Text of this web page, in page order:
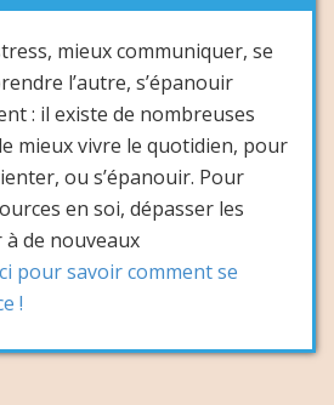
mieux communiquer, se
l’autre, s’épanouir
: il existe de nombreuses
mieux vivre le quotidien, pour
ou s’épanouir. Pour
en soi, dépasser les
à de nouveaux
pour savoir comment se
!